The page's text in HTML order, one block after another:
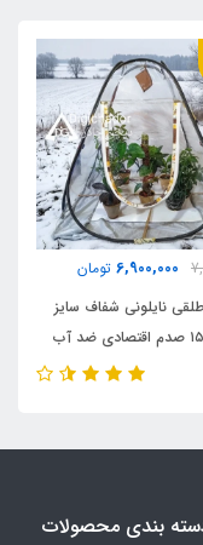
6,900,000 تومان
نایلونی شفاف سایز
مدیوم ۱۵ صدم اقتصادی ضد آب
فنری بدون کف دیجی چادر
بندی محصولات